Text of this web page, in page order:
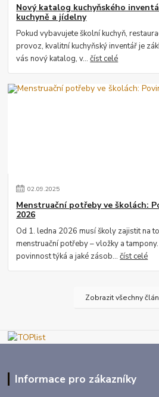
Nový katalog kuchyňského
kuchyně a jídelny
Pokud vybavujete školní kuchyň,
provoz, kvalitní kuchyňský inventář je
vás nový katalog, v...číst celé
02.09.2025
Menstruační potřeby ve školách:
2026
Od 1. ledna 2026 musí školy zajistit na
menstruační potřeby – vložky a
povinnost týká a jaké zásob...číst celé
Zobrazit všechny
Informace pro zákazníky